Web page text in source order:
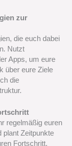
zur
die euch dabei
Nutzt
Apps, um eure
über eure Ziele
die
regelmäßig euren
plant Zeitpunkte
Fortschritt,